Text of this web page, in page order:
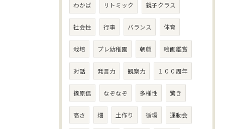
わかば リトミック 親子クラス
社会性 行事 バランス 体育
栽培 プレ幼稚園 朝顔 絵画鑑賞
対話 発言力 観察力 １００周年
篠原信 なぞなぞ 多様性 驚き
高さ 畑 土作り 循環 運動会